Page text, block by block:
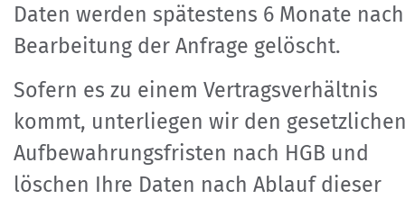
Daten werden spätestens 6 Monate nach
Bearbeitung der Anfrage gelöscht.
Sofern es zu einem Vertragsverhältnis
kommt, unterliegen wir den
Aufbewahrungsfristen nach HGB und
löschen Ihre Daten nach Ablauf dieser